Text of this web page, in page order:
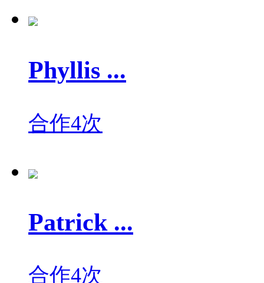
Phyllis ...
合作4次
Patrick ...
合作4次